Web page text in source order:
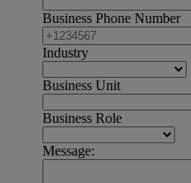
Business Phone Number
Industry
Business Unit
Business Role
Message: